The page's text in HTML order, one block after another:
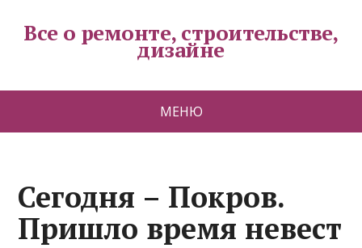
Все о ремонте, строительстве,
дизайне
МЕНЮ
Сегодня – Покров.
Пришло время невест